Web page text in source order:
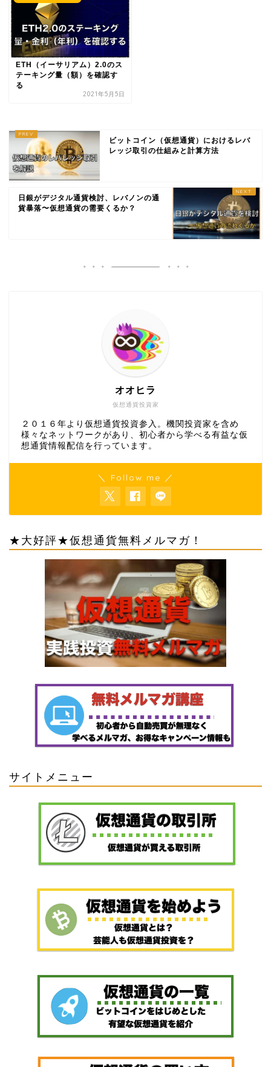
ETH（イーサリアム）2.0のス
テーキング量（額）を確認す
る
2021年5月5日
ビットコイン（仮想通貨）におけるレバ
レッジ取引の仕組みと計算方法
日銀がデジタル通貨検討、レバノンの通
貨暴落〜仮想通貨の需要くるか？
仮想通貨投資家
オオヒラ
２０１６年より仮想通貨投資参入。機関投資家を含め
様々なネットワークがあり、初心者から学べる有益な仮
想通貨情報配信を行っています。
＼ Follow me ／
★大好評★仮想通貨無料メルマガ！
サイトメニュー